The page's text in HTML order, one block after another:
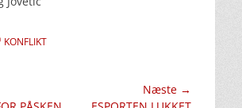
KONFLIKT
Næste →